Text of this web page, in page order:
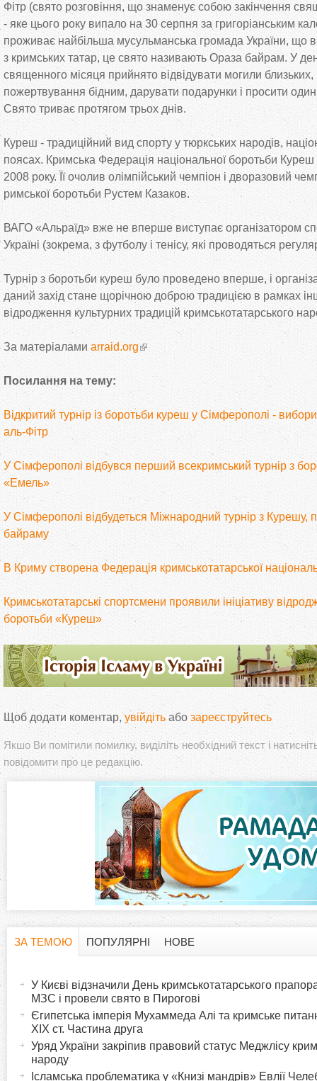
Фітр (свято розговіння, що знаменує собою закінчення
- яке цього року випало на 30 серпня за григоріанським
проживає найбільша мусульманська громада України, що
з кримських татар, це свято називають Ораза байрам. У
священного місяця прийнято відвідувати могили
пожертвування бідним, дарувати подарунки і просити
Свято триває протягом трьох днів.
Куреш - традиційний вид спорту у тюркських народів,
поясах. Кримська Федерація національної боротьби Куреш
2008 року. Її очолив олімпійський чемпіон і дворазовий
римської боротьби Рустем Казаков.
ВАГО «Альраїд» вже не вперше виступає організатором
Україні (зокрема, з футболу і тенісу, які проводяться
Турнір з боротьби куреш було проведено вперше, і
даний захід стане щорічною доброю традицією в рамках
відродження культурних традицій кримськотатарського
За матеріалами arraid.org
Посилання на тему:
Відкритий турнір із боротьби куреш у Сімферополі -
аль-Фітр
У Сімферополі відбувся перший всекримський турнір з
«Емель»
У Сімферополі відбудеться Міжнародний турнір з Курешу,
байраму
В Криму створена Федерація кримськотатарської
Кримськотатарські спортсмени проявили ініціативу
боротьби «Куреш»
Щоб додати коментар, увійдітьабо зареєструйтесь
Якшо Ви помітили помилку, виділіть необхідний текст і
повідомити про це редакцію.
ЗА ТЕМОЮ
ПОПУЛЯРНІ НОВЕ
У Києві відзначили День кримськотатарського
МЗС і провели свято в Пирогові
Єгипетська імперія Мухаммеда Алі та кримське
XIX ст. Частина друга
Уряд України закріпив правовий статус Меджлісу
народу
Ісламська проблематика у «Книзі мандрів» Евлії